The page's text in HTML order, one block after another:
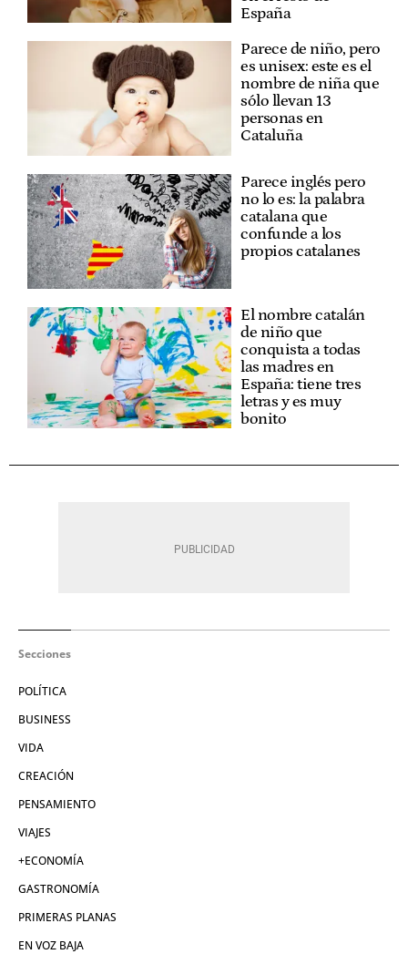
España
Parece de niño, pero
es unisex: este es el
nombre de niña que
sólo llevan 13
personas en
Cataluña
Parece inglés pero
no lo es: la palabra
catalana que
confunde a los
propios catalanes
El nombre catalán
de niño que
conquista a todas
las madres en
España: tiene tres
letras y es muy
bonito
Secciones
POLÍTICA
BUSINESS
VIDA
CREACIÓN
PENSAMIENTO
VIAJES
+ECONOMÍA
GASTRONOMÍA
PRIMERAS PLANAS
EN VOZ BAJA